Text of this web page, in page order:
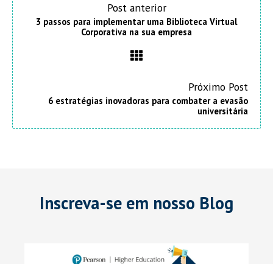
Post anterior
3 passos para implementar uma Biblioteca Virtual
Corporativa na sua empresa
Próximo Post
6 estratégias inovadoras para combater a evasão
universitária
Inscreva-se em nosso Blog